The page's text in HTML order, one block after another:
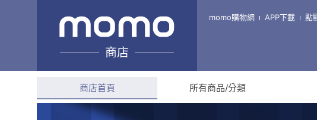
商店
momo購物網 APP下載 點
亞霸科技館
綜合評分
商店首頁 所有商品/分類